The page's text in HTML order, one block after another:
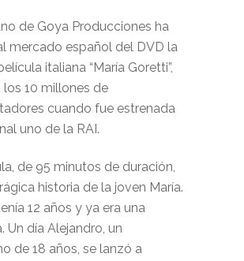
de Goya Producciones ha
mercado español del DVD la
italiana “María Goretti”,
los 10 millones de
cuando fue estrenada
uno de la RAI.
de 95 minutos de duración,
historia de la joven María.
12 años y ya era una
Un día Alejandro, un
de 18 años, se lanzó a